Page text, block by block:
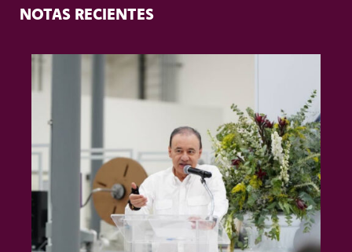
NOTAS RECIENTES